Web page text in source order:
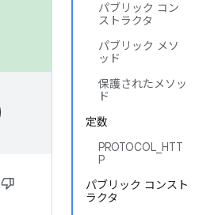
パブリック コン
ストラクタ
パブリック メソ
ッド
保護されたメソッ
ド
定数
PROTOCOL_HTT
P
パブリック コンスト
ラクタ